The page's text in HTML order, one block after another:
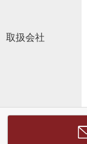
取扱会社